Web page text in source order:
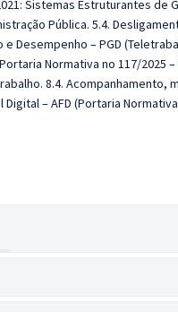
Sistemas Estruturantes de
Pública. 5.4.
Desempenho – PGD
Normativa no 117/2025 –
8.4. Acompanhamento,
– AFD (Portaria Normativa